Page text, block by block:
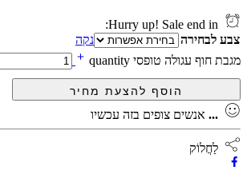
צבע לבחירה
נקה
מגבת חוף עגולה טופסי quantity
... אנשים צופים בזה עכשיו
לַחֲלוֹק